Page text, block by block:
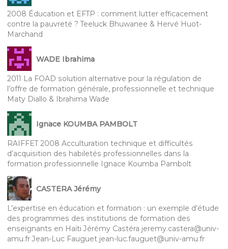
2008 Éducation et EFTP : comment lutter efficacement
contre la pauvreté ? Teeluck Bhuwanee & Hervé Huot-
Marchand
WADE Ibrahima
2011 La FOAD solution alternative pour la régulation de
l’offre de formation générale, professionnelle et technique
Maty Diallo & Ibrahima Wade
Ignace KOUMBA PAMBOLT
RAIFFET 2008 Acculturation technique et difficultés
d’acquisition des habiletés professionnelles dans la
formation professionnelle Ignace Koumba Pambolt
CASTERA Jérémy
L’expertise en éducation et formation : un exemple d’étude
des programmes des institutions de formation des
enseignants en Haïti Jérémy Castéra jeremy.castera@univ-
amu.fr Jean-Luc Fauguet jean-luc.fauguet@univ-amu.fr